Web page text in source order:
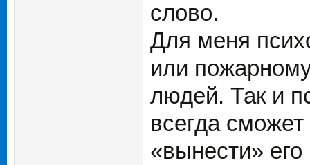
слово.
Для меня
или
людей. Так и
всегда
«вынести»